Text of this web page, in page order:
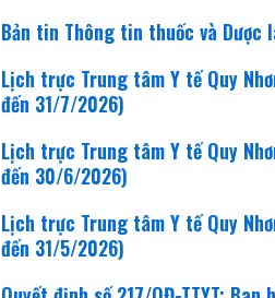
Bản tin Thông tin thuốc và Dược
Lịch trực Trung tâm Y tế Quy
đến 31/7/2026)
Lịch trực Trung tâm Y tế Quy
đến 30/6/2026)
Lịch trực Trung tâm Y tế Quy
đến 31/5/2026)